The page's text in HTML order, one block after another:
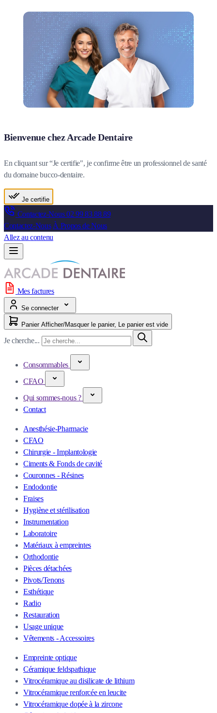
Bienvenue chez Arcade Dentaire
En cliquant sur “Je certifie", je confirme être un professionnel de santé
du domaine bucco-dentaire.
Je certifie
Contactez-Nous02 99 83 88 89
Contactez-Nous À Propos de Nous
Allez au contenu
Mes factures
Se connecter
Panier Afficher/Masquer le panier, Le panier est vide
Je cherche...
Consommables
CFAO
Qui sommes-nous ?
Contact
Anesthésie-Pharmacie
CFAO
Chirurgie - Implantologie
Ciments & Fonds de cavité
Couronnes - Résines
Endodontie
Fraises
Hygiène et stérilisation
Instrumentation
Laboratoire
Matériaux à empreintes
Orthodontie
Pièces détachées
Pivots/Tenons
Esthétique
Radio
Restauration
Usage unique
Vêtements - Accessoires
Empreinte optique
Céramique feldspathique
Vitrocéramique au disilicate de lithium
Vitrocéramique renforcée en leucite
Vitrocéramique dopée à la zircone